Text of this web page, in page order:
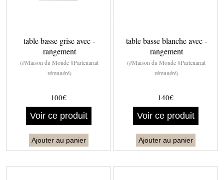
table basse grise avec -
rangement
(#Maison du Monde #Partenariat
rémunéré)
100€
Voir ce produit
Ajouter au panier
table basse blanche avec -
rangement
(#Maison du Monde #Partenariat
rémunéré)
140€
Voir ce produit
Ajouter au panier